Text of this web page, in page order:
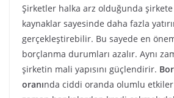
Şirketler halka arz olduğunda
kaynaklar sayesinde daha fazla
gerçekleştirebilir. Bu sayede en
borçlanma durumları azalır. Aynı
şirketin mali yapısını güçlendirir.
oranında ciddi oranda olumlu etkiler